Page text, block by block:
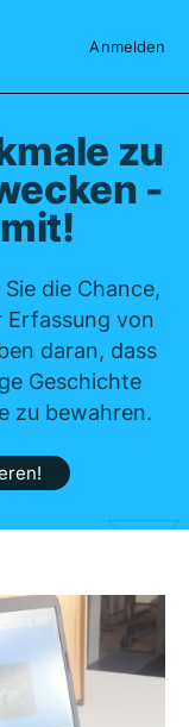
Anmelden
zu
-
die Chance,
Erfassung von
daran, dass
Geschichte
zu bewahren.